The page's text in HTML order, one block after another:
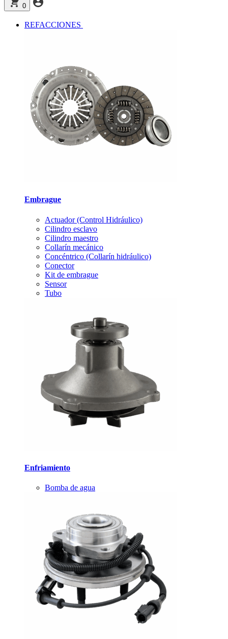
0
REFACCIONES
Embrague
Actuador (Control Hidráulico)
Cilindro esclavo
Cilindro maestro
Collarín mecánico
Concéntrico (Collarín hidráulico)
Conector
Kit de embrague
Sensor
Tubo
Enfriamiento
Bomba de agua